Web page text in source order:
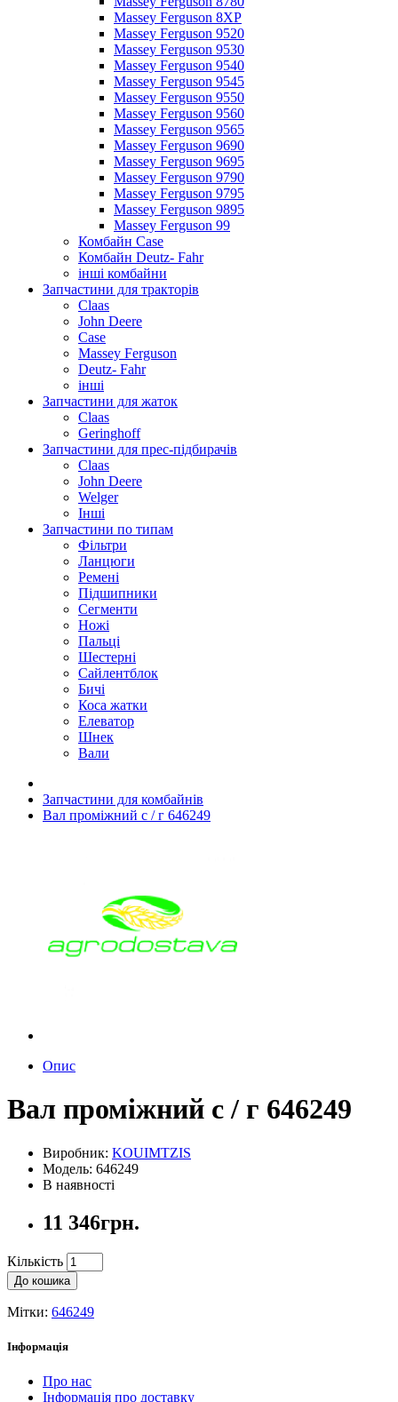
Massey Ferguson 8XP
Massey Ferguson 9520
Massey Ferguson 9530
Massey Ferguson 9540
Massey Ferguson 9545
Massey Ferguson 9550
Massey Ferguson 9560
Massey Ferguson 9565
Massey Ferguson 9690
Massey Ferguson 9695
Massey Ferguson 9790
Massey Ferguson 9795
Massey Ferguson 9895
Massey Ferguson 99
Комбайн Case
Комбайн Deutz- Fahr
інші комбайни
Запчастини для тракторів
Claas
John Deere
Case
Massey Ferguson
Deutz- Fahr
інші
Запчастини для жаток
Claas
Geringhoff
Запчастини для прес-підбирачів
Claas
John Deere
Welger
Інші
Запчастини по типам
Фільтри
Ланцюги
Ремені
Підшипники
Сегменти
Ножі
Пальці
Шестерні
Сайлентблок
Бичі
Коса жатки
Елеватор
Шнек
Вали
Запчастини для комбайнів
Вал проміжний с / г 646249
Опис
Вал проміжний с / г 646249
Виробник: KOUIMTZIS
Модель: 646249
В наявності
11 346грн.
Кількість
До кошика
Мітки: 646249
Інформація
Про нас
Інформація про доставку